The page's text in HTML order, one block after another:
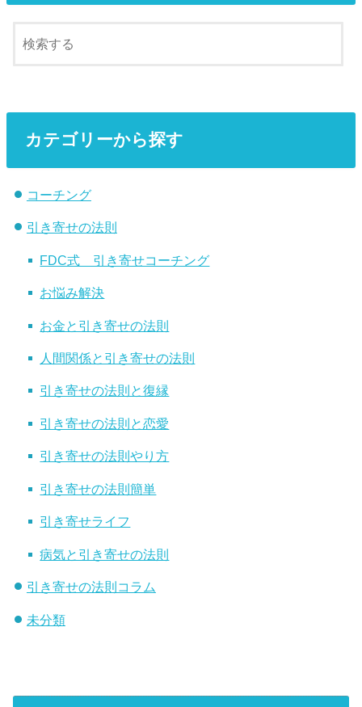
カテゴリーから探す
コーチング
引き寄せの法則
FDC式 引き寄せコーチング
お悩み解決
お金と引き寄せの法則
人間関係と引き寄せの法則
引き寄せの法則と復縁
引き寄せの法則と恋愛
引き寄せの法則やり方
引き寄せの法則簡単
引き寄せライフ
病気と引き寄せの法則
引き寄せの法則コラム
未分類